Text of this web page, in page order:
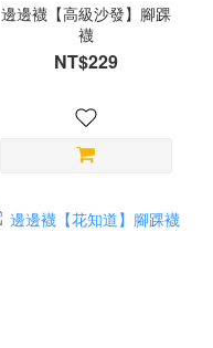
邊邊襪【高級沙發】腳踝
襪
NT$229